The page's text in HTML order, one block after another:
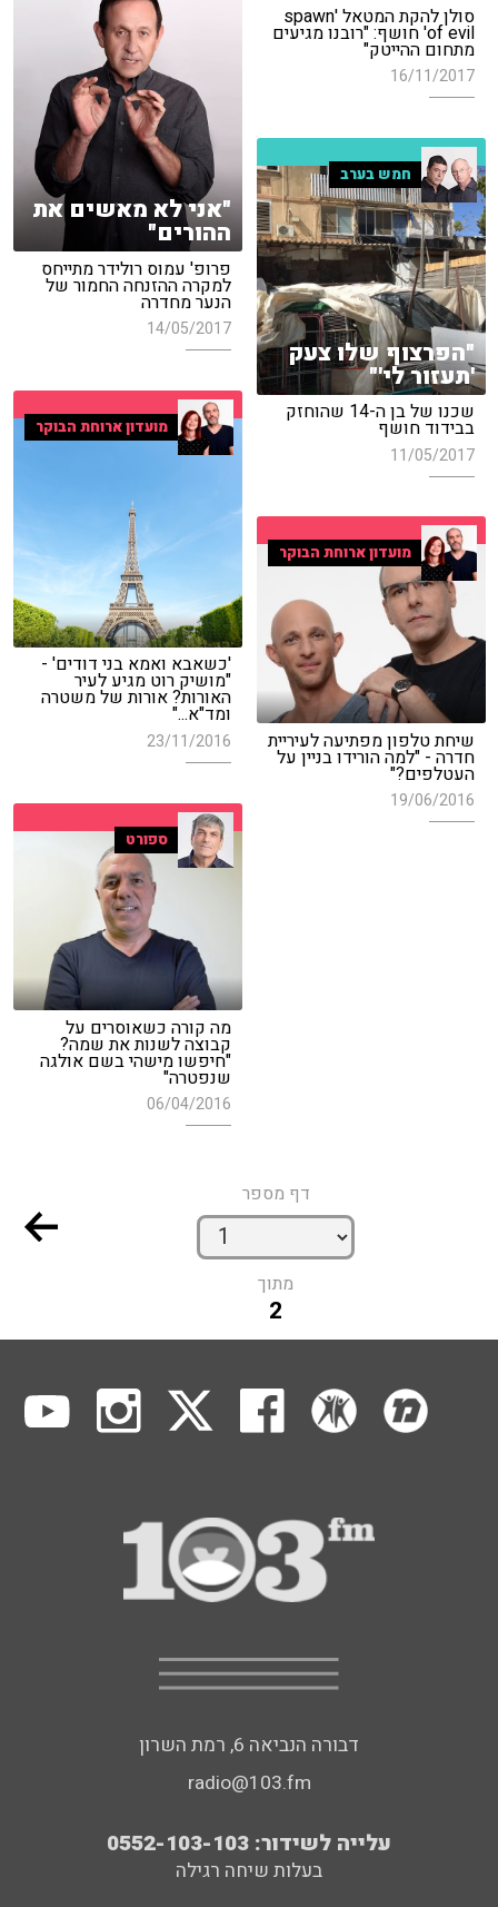
סולן להקת המטאל 'spawn
of evil' חושף: "רובנו מגיעים
מתחום ההייטק"
16/11/2017
"אני לא מאשים את
ההורים"
פרופ' עמוס רולידר מתייחס
למקרה ההזנחה החמור של
הנער מחדרה
14/05/2017
חמש בערב
"הפרצוף שלו צעק
'תעזור לי'"
שכנו של בן ה-14 שהוחזק
בבידוד חושף
11/05/2017
מועדון ארוחת הבוקר
'כשאבא ואמא בני דודים' -
"מושיק רוט מגיע לעיר
האורות? אורות של משטרה
ומד"א..."
23/11/2016
מועדון ארוחת הבוקר
שיחת טלפון מפתיעה לעיריית
חדרה - "למה הורידו בניין על
העטלפים?"
19/06/2016
ספורט
מה קורה כשאוסרים על
קבוצה לשנות את שמה?
"חיפשו מישהי בשם אולגה
שנפטרה"
06/04/2016
דף מספר
מתוך
2
דבורה הנביאה 6, רמת השרון
radio@103.fm
עלייה לשידור: 0552-103-103
בעלות שיחה רגילה